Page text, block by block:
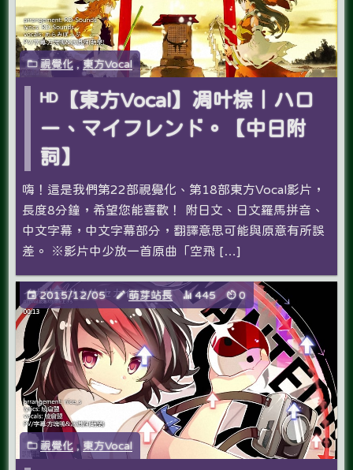
視覺化 ,東方Vocal
ᴴᴰ【東方Vocal】凋叶棕｜ハロ
ー、マイフレンド。【中日附
詞】
嗨！這是我們第22部視覺化、第18部東方Vocal影片，
長度8分鐘，希望您能喜歡­！ 附日文、日文羅馬拼音、
中文字幕，中文字幕部分，翻譯意思可能與原意有所誤
差。 ※影片中少放一首原曲「空飛 […]
2015/12/05 萌芽站長 445 0
視覺化, 東方Vocal